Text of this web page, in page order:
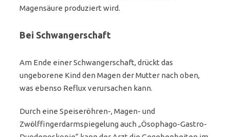
Magensäure produziert wird.
Bei Schwangerschaft
Am Ende einer Schwangerschaft, drückt das
ungeborene Kind den Magen der Mutter nach oben,
was ebenso Reflux verursachen kann.
Durch eine Speiseröhren-, Magen- und
Zwölffingerdarmspiegelung auch „Ösophago-Gastro-